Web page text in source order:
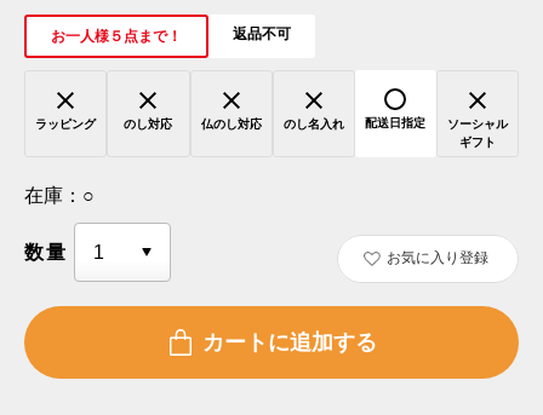
お一人様５点まで！ 返品不可
ラッピング のし対応 仏のし対応 のし名入れ 配送日指定
ソーシャル
ギフト
在庫： ○
数量 お気に入り登録